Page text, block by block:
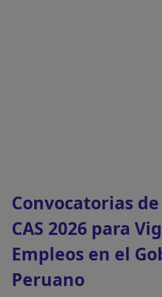
Convocatorias
CAS 2026 para
Empleos en el
Peruano